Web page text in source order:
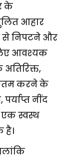
के
आहार
से निपटने और
आवश्यक
करने के
नींद
स्वस्थ
है।